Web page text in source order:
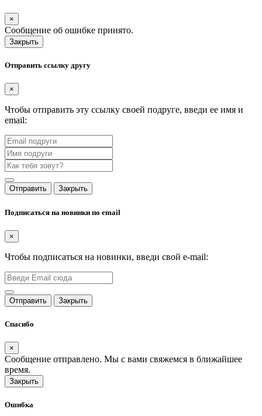
×
Сообщение об ошибке принято.
Закрыть
Отправить ссылку другу
×
Чтобы отправить эту ссылку своей подруге, введи ее имя и
email:
Отправить Закрыть
Подписаться на новинки по email
×
Чтобы подписаться на новинки, введи свой e-mail:
Отправить Закрыть
Спасибо
×
Сообщение отправлено. Мы с вами свяжемся в ближайшее
время.
Закрыть
Ошибка